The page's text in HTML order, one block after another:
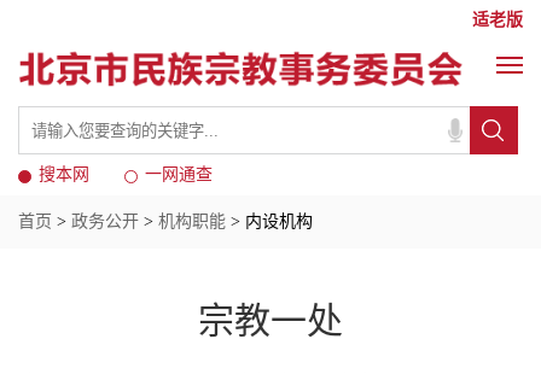
适老版
搜本网 一网通查
首页 > 政务公开 > 机构职能 > 内设机构
宗教一处